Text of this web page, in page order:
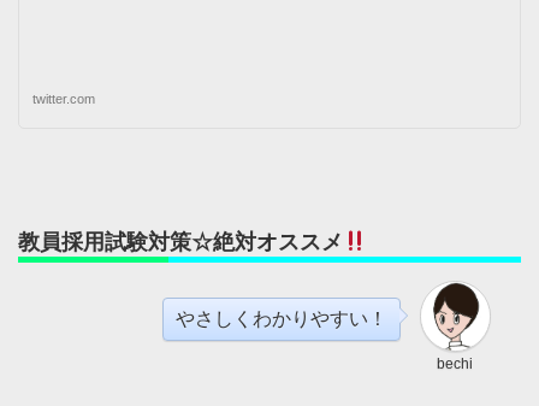
twitter.com
教員採用試験対策☆絶対オススメ
bechi
やさしくわかりやすい！